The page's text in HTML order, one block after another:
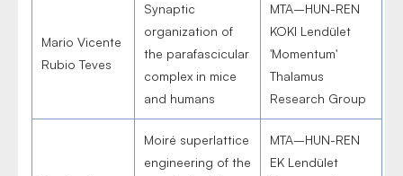
Mario Vicente
Rubio Teves
Synaptic
organization of
the parafascicular
complex in mice
and humans
MTA–HUN-REN
KOKI Lendület
'Momentum'
Thalamus
Research Group
Moiré superlattice
engineering of the
MTA–HUN-REN
EK Lendület